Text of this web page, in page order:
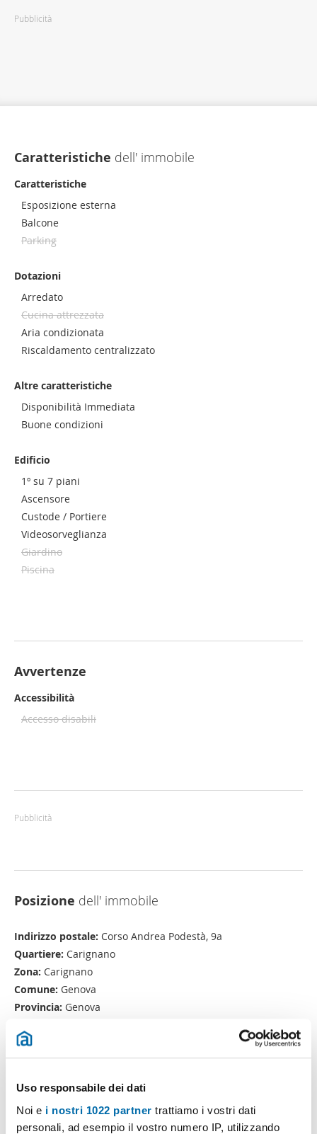
Uso responsabile dei dati
Noi e i nostri 1022 partner trattiamo i vostri dati
personali, ad esempio il vostro numero IP, utilizzando
Pubblicità
Caratteristiche dell' immobile
Caratteristiche
Esposizione esterna
Balcone
Parking
Dotazioni
Arredato
Cucina attrezzata
Aria condizionata
Riscaldamento centralizzato
Altre caratteristiche
Disponibilità Immediata
Buone condizioni
Edificio
1º su 7 piani
Ascensore
Custode / Portiere
Videosorveglianza
Giardino
Piscina
Avvertenze
Accessibilità
Accesso disabili
Pubblicità
Posizione dell' immobile
Indirizzo postale: Corso Andrea Podestà, 9a
Quartiere: Carignano
Zona: Carignano
Comune: Genova
Provincia: Genova